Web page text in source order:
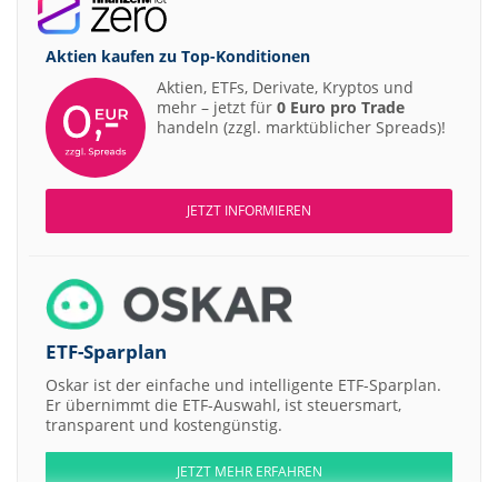
Aktien kaufen zu Top-Konditionen
Aktien, ETFs, Derivate, Kryptos und
mehr – jetzt für 0 Euro pro Trade
handeln (zzgl. marktüblicher Spreads)!
JETZT INFORMIEREN
ETF-Sparplan
Oskar ist der einfache und intelligente ETF-Sparplan.
Er übernimmt die ETF-Auswahl, ist steuersmart,
transparent und kostengünstig.
JETZT MEHR ERFAHREN